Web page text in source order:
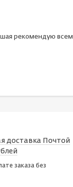
рекомендую всем
доставка Почтой
заказа без